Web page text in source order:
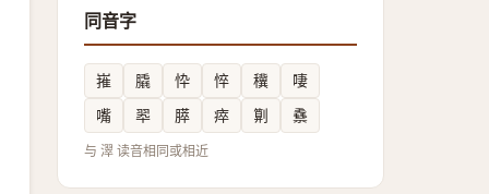
同音字
嶊 膬 忰 悴 䆊
啛
嘴
翆 膵 瘁 㔍 䄟
与 濢 读音相同或相近